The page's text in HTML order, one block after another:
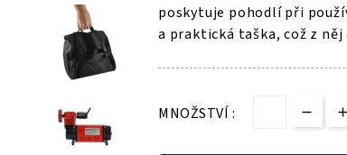
poskytuje pohodlí při
a praktická taška, což z
MNOŽSTVÍ :